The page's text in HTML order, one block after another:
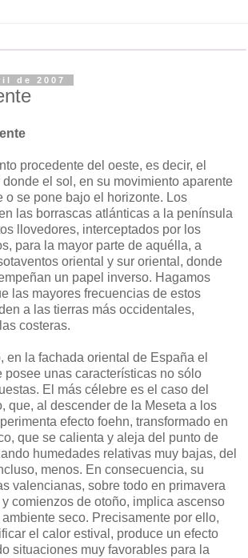
de 2007
procedente del oeste, es decir, el
el sol, en su movimiento aparente
o se pone bajo el horizonte. Los
las borrascas atlánticas a la península
llovedores, interceptados por los
para la mayor parte de aquélla, a
oriental y sur oriental, donde
un papel inverso. Hagamos
las mayores frecuencias de estos
a las tierras más occidentales,
costeras.
en la fachada oriental de España el
posee unas características no sólo
El más célebre es el caso del
que, al descender de la Meseta a los
efecto foehn, transformado en
que se calienta y aleja del punto de
humedades relativas muy bajas, del
menos. En consecuencia, su
valencianas, sobre todo en primavera
comienzos de otoño, implica ascenso
seco. Precisamente por ello,
el calor estival, produce un efecto
situaciones muy favorables para la